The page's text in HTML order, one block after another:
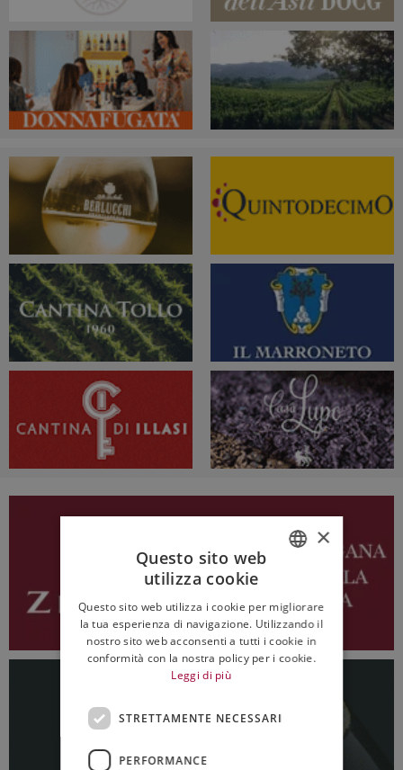
ENGLISH
×
Questo sito web
utilizza cookie
Questo sito web utilizza i cookie per migliorare
la tua esperienza di navigazione. Utilizzando il
nostro sito web acconsenti a tutti i cookie in
conformità con la nostra policy per i cookie.
Leggi di più
STRETTAMENTE NECESSARI
PERFORMANCE